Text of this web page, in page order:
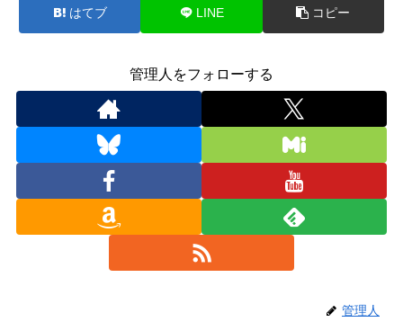
はてブ LINE コピー
管理人をフォローする
管理人